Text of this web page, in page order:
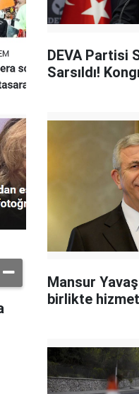
DEVA Partisi
Sarsıldı!
Mansur
birlikte